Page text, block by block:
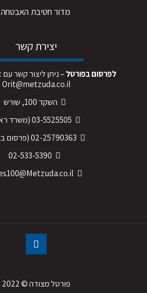
מדור חטיבת האבטחה
יצירת קשר
לפרסום בפורטל– ניתן ליצור קשר עם
Orit@metzuda.co.il
השקד 100, שורש
03-5525505(משרד
02-25790363(פרסום
02-533-5390
פורטל מצודה © 2022